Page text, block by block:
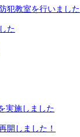
犯教室を行いました
た
実施しました
開しました！